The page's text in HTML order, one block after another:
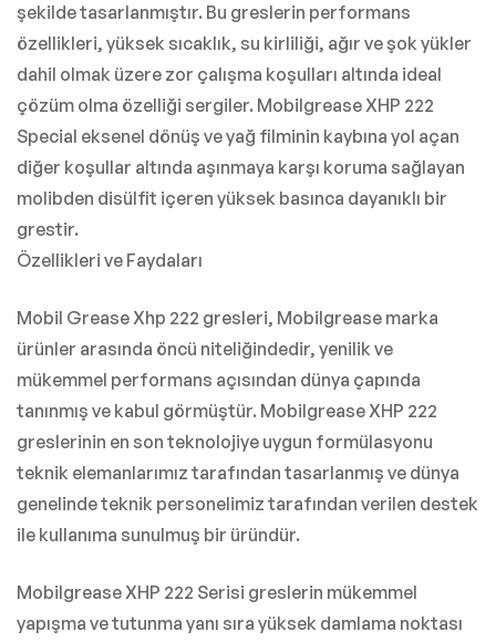
şekilde tasarlanmıştır. Bu greslerin performans
özellikleri, yüksek sıcaklık, su kirliliği, ağır ve şok yükler
dahil olmak üzere zor çalışma koşulları altında ideal
çözüm olma özelliği sergiler. Mobilgrease XHP 222
Special eksenel dönüş ve yağ filminin kaybına yol açan
diğer koşullar altında aşınmaya karşı koruma sağlayan
molibden disülfit içeren yüksek basınca dayanıklı bir
grestir.
Özellikleri ve Faydaları
Mobil Grease Xhp 222 gresleri, Mobilgrease marka
ürünler arasında öncü niteliğindedir, yenilik ve
mükemmel performans açısından dünya çapında
tanınmış ve kabul görmüştür. Mobilgrease XHP 222
greslerinin en son teknolojiye uygun formülasyonu
teknik elemanlarımız tarafından tasarlanmış ve dünya
genelinde teknik personelimiz tarafından verilen destek
ile kullanıma sunulmuş bir üründür.
Mobilgrease XHP 222 Serisi greslerin mükemmel
yapışma ve tutunma yanı sıra yüksek damlama noktası